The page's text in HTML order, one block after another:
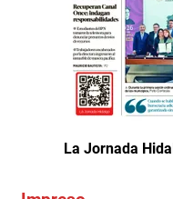
La Jornada